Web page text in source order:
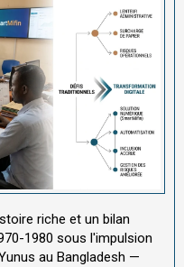
riche et un bilan
1980 sous l'impulsion
au Bangladesh —